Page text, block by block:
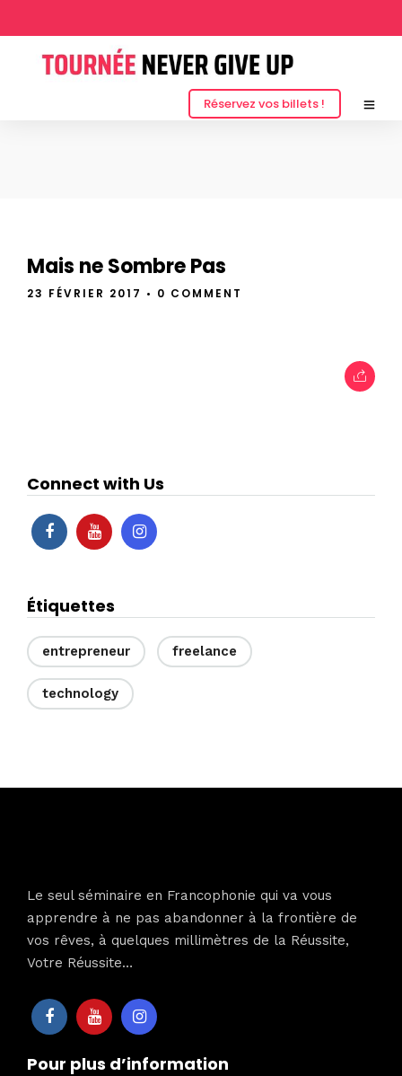
Réservez vos billets !
Mais ne Sombre Pas
23 FÉVRIER 2017 • 0 COMMENT
Connect with Us
Étiquettes
entrepreneur freelance
technology
Le seul séminaire en Francophonie qui va vous
apprendre à ne pas abandonner à la frontière de
vos rêves, à quelques millimètres de la Réussite,
Votre Réussite…
Pour plus d’information